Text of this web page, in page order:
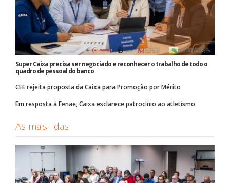
Super Caixa precisa ser negociado e reconhecer o trabalho de todo o
quadro de pessoal do banco
CEE rejeita proposta da Caixa para Promoção por Mérito
Em resposta à Fenae, Caixa esclarece patrocínio ao atletismo
As mais lidas